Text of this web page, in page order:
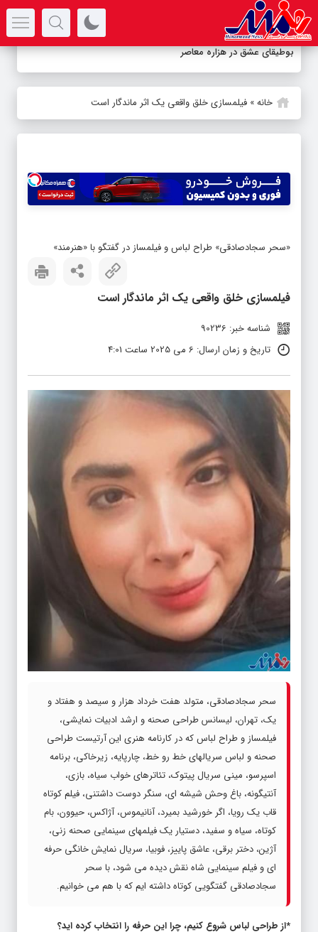
بوطیقای عشق در هزاره معاصر
خانه» فیلمسازی خلق واقعی یک اثر ماندگار است
«سحر سجادصادقی» طراح لباس و فیلمساز در گفتگو با «هنرمند»
فیلمسازی خلق واقعی یک اثر ماندگار است
شناسه خبر: 90236
تاریخ و زمان ارسال: 6 می 2025 ساعت 4:01
سحر سجادصادقی، متولد هفت خرداد هزار و سیصد و هفتاد و
یک، تهران، لیسانس طراحی صحنه و ارشد ادبیات نمایشی،
فیلمساز و طراح لباس که در کارنامه هنری این آرتیست طراحی
صحنه و لباس سریالهای خط رو خط، چارپایه، زیرخاکی، برنامه
اسپرسو، مینی سریال پیتوک، تئاترهای خواب سیاه، بازی،
آنتیگونه، باغ وحش شیشه ای، سنگر دوست داشتنی، فیلم کوتاه
قاب یک رویا، اگر خورشید بمیرد، آنانیموس، آژاکس، حیوون، بام
کوتاه، سیاه و سفید، دستیار یک فیلمهای سینمایی صحنه زنی،
آژین، دختر برقی، عاشق پاییز، فوبیا، سریال نمایش خانگی حرفه
ای و فیلم سینمایی شاه نقش دیده می شود، با سحر
سجادصادقی گفتگویی کوتاه داشته ایم که با هم می خوانیم.
*از طراحی لباس شروع کنیم، چرا این حرفه را انتخاب کرده اید؟